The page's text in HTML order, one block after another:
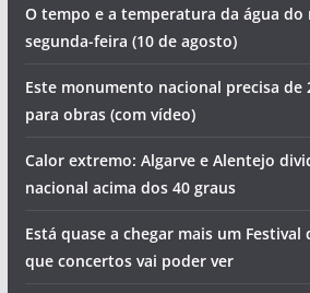
O tempo e a temperatura da água do
segunda-feira (10 de agosto)
Este monumento nacional precisa de
para obras (com vídeo)
Calor extremo: Algarve e Alentejo
nacional acima dos 40 graus
Está quase a chegar mais um Festival
que concertos vai poder ver